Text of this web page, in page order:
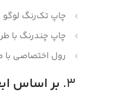
چاپ تک‌رنگ لوگو
چاپ چندرنگ با
رول اختصاصی با
3. بر اساس